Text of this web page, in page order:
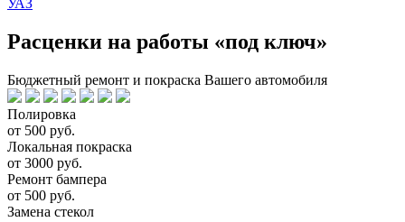
УАЗ
Расценки на работы «под ключ»
Бюджетный ремонт и покраска Вашего автомобиля
Полировка
от 500 руб.
Локальная покраска
от 3000 руб.
Ремонт бампера
от 500 руб.
Замена стекол